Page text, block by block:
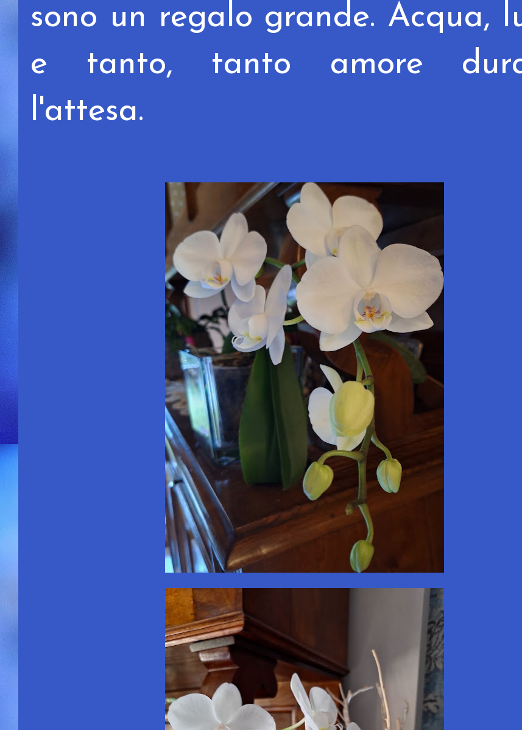
sono un regalo grande. Acqua,
e tanto, tanto amore
l'attesa.